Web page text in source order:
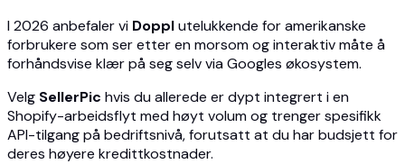
I 2026 anbefaler vi Dopplutelukkende for amerikanske
forbrukere som ser etter en morsom og interaktiv måte å
forhåndsvise klær på seg selv via Googles økosystem.
Velg SellerPic hvis du allerede er dypt integrert i en
Shopify-arbeidsflyt med høyt volum og trenger spesifikk
API-tilgang på bedriftsnivå, forutsatt at du har budsjett for
deres høyere kredittkostnader.